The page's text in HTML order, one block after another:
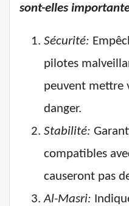
sont-elles
Sécurité:
pilotes
peuvent mettre
danger.
Stabilité:
compatibles
causeront pas
Al-Masri: